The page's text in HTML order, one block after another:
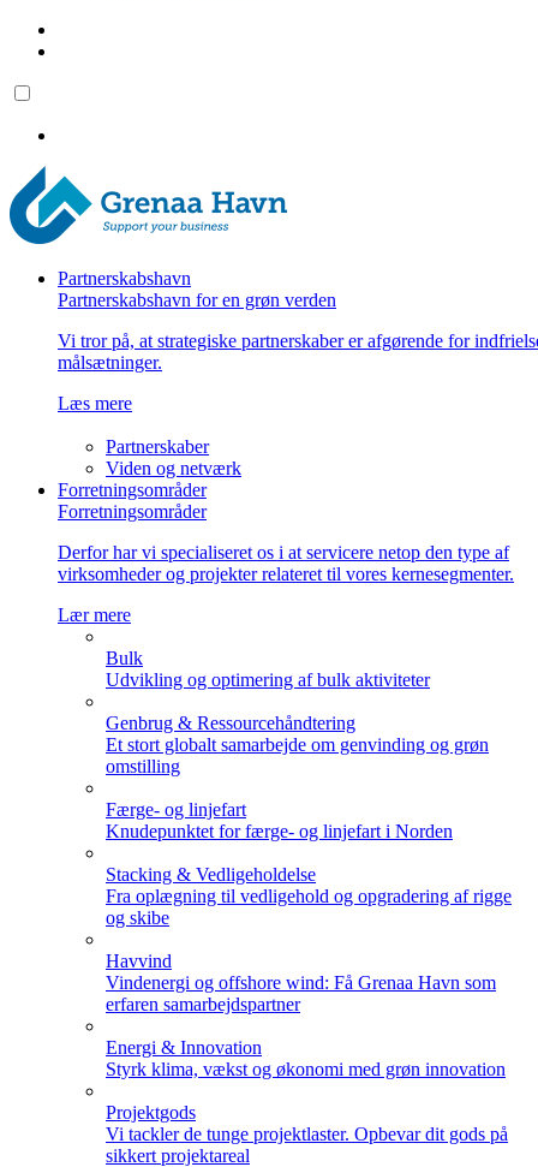
Partnerskabshavn
Partnerskabshavn for en grøn verden
Vi tror på, at strategiske partnerskaber er afgørende for
målsætninger.
Læs mere
Partnerskaber
Viden og netværk
Forretningsområder
Forretningsområder
Derfor har vi specialiseret os i at servicere netop den type af
virksomheder og projekter relateret til vores kernesegmenter.
Lær mere
Bulk
Udvikling og optimering af bulk aktiviteter
Genbrug & Ressourcehåndtering
Et stort globalt samarbejde om genvinding og grøn
omstilling
Færge- og linjefart
Knudepunktet for færge- og linjefart i Norden
Stacking & Vedligeholdelse
Fra oplægning til vedligehold og opgradering af rigge
og skibe
Havvind
Vindenergi og offshore wind: Få Grenaa Havn som
erfaren samarbejdspartner
Energi & Innovation
Styrk klima, vækst og økonomi med grøn innovation
Projektgods
Vi tackler de tunge projektlaster. Opbevar dit gods på
sikkert projektareal